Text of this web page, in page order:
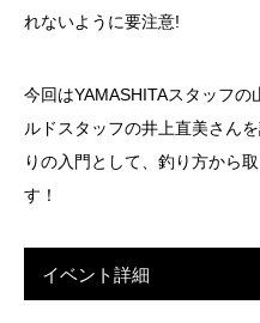
れないように要注意!
今回はYAMASHITAスタッフ
ルドスタッフの井上直美さん
りの入門として、釣り方から
す！
イベント詳細